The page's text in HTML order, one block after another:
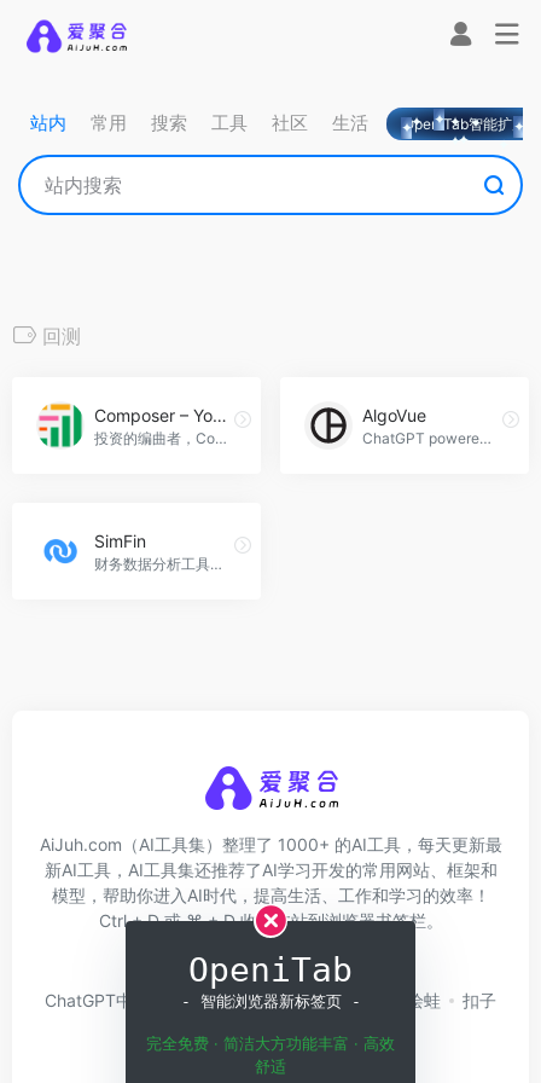
站内 常用 搜索 工具 社区 生活 OpeniTab智能扩展
回测
Composer – Your AI Copilot for Trading
投资的编曲者，Composer - Your AI Copilot for Trading官网入口网址
AlgoVue
ChatGPT powered no-code editor for algotrading，AlgoVue官网入口网址
SimFin
财务数据分析工具，SimFin官网入口网址
AiJuh.com（AI工具集）整理了 1000+ 的AI工具，每天更新最
新AI工具，AI工具集还推荐了AI学习开发的常用网站、框架和
模型，帮助你进入AI时代，提高生活、工作和学习的效率！
Ctrl + D 或 ⌘ + D 收藏本站到浏览器书签栏。
关于我们
网址收录
ChatGPT中文版
问小白 硅基流动 Trae 绘蛙
扣子
OpeniTab
- 智能浏览器新标签页 -
完全免费 · 简洁大方功能丰富 · 高效
舒适